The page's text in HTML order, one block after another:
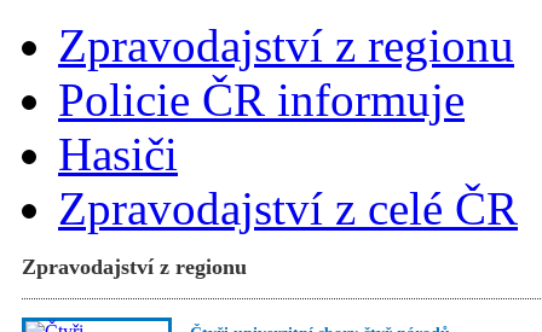
Zpravodajství z regionu
Policie ČR informuje
Hasiči
Zpravodajství z celé ČR
Zpravodajství z regionu